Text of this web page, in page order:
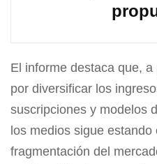
El informe destaca que,
por diversificar los
suscripciones y modelos
los medios sigue estando
fragmentación del